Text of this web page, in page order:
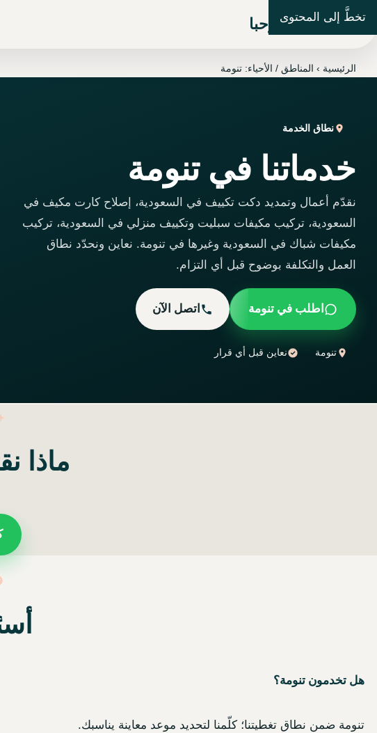
تخطَّ إلى المحتوى
شركة مرحبا
الرئيسية › المناطق / الأحياء: تنومة
نطاق الخدمة
خدماتنا في تنومة
نقدّم أعمال وتمديد دكت تكييف في السعودية، إصلاح كارت مكيف في
السعودية، تركيب مكيفات سبليت وتكييف منزلي في السعودية، تركيب
مكيفات شباك في السعودية وغيرها في تنومة. نعاين ونحدّد نطاق
العمل والتكلفة بوضوح قبل أي التزام.
اطلب في تنومة اتصل الآن
تنومة نعاين قبل أي قرار
ماذا
هل تخدمون تنومة؟
تنومة ضمن نطاق تغطيتنا؛ كلّمنا لتحديد موعد معاينة يناسبك.